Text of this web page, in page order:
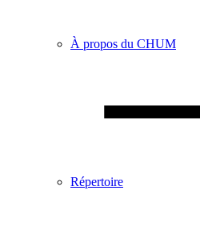
À propos du CHUM
Répertoire